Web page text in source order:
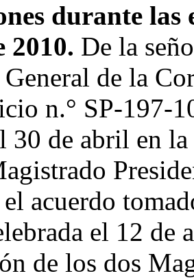
durante las
2010. De la
de la
n.° SP-197-
30 de abril en
acuerdo
el 12
de los dos